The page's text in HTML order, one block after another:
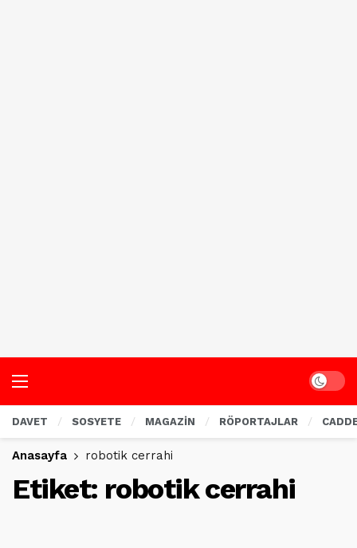
Dark
DAVET SOSYETE MAGAZİN RÖPORTAJLAR
Anasayfa robotik cerrahi
Etiket: robotik cerrahi